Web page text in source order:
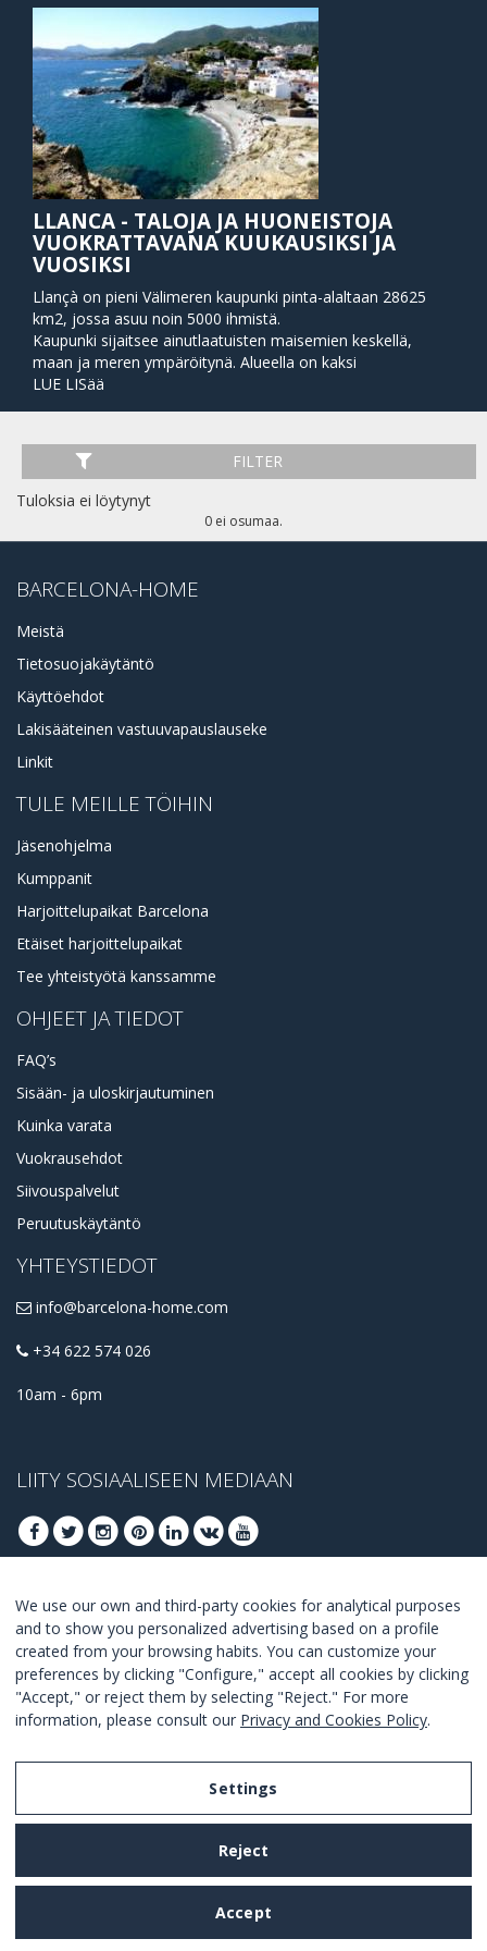
LLANCA - TALOJA JA HUONEISTOJA
VUOKRATTAVANA KUUKAUSIKSI JA
VUOSIKSI
Llançà on pieni Välimeren kaupunki pinta-alaltaan 28625
km2, jossa asuu noin 5000 ihmistä.
Kaupunki sijaitsee ainutlaatuisten maisemien keskellä,
maan ja meren ympäröitynä. Alueella on kaksi
luonnonsuojelualuetta, luonnonpuisto Cap de Creus ja
aikaan asti, tekevät kaupungista uniikin matkakohteen.
LUE LISää
FILTER
Tuloksia ei löytynyt
0 ei osumaa.
BARCELONA-HOME
Meistä
Tietosuojakäytäntö
Käyttöehdot
Lakisääteinen vastuuvapauslauseke
Linkit
TULE MEILLE TÖIHIN
Jäsenohjelma
Kumppanit
Harjoittelupaikat Barcelona
Etäiset harjoittelupaikat
Tee yhteistyötä kanssamme
OHJEET JA TIEDOT
FAQ’s
Sisään- ja uloskirjautuminen
Kuinka varata
Vuokrausehdot
Siivouspalvelut
Peruutuskäytäntö
YHTEYSTIEDOT
info@barcelona-home.com
+34 622 574 026
10am - 6pm
LIITY SOSIAALISEEN MEDIAAN
LIITY SAADAKSESI PARHAAT TARJOUKSET
LIITY
I Agree with the terms and conditions
We use our own and third-party cookies for analytical purposes
and to show you personalized advertising based on a profile
created from your browsing habits. You can customize your
preferences by clicking "Configure," accept all cookies by clicking
"Accept," or reject them by selecting "Reject." For more
information, please consult our Privacy and Cookies Policy.
Settings
Reject
Accept
Legal Notice
Privacy and Cookies Policy
Terms and Conditions of Use
Settings